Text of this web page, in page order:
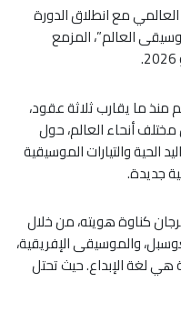
مع انطلاق الدورة
العالم”، المزمع
ما يقارب ثلاثة عقود،
أنحاء العالم، حول
الحية والتيارات الموسيقية
جديدة.
كناوة هويته، من خلال
والموسيقى الإفريقية،
لغة الإبداع. حيث تحتل